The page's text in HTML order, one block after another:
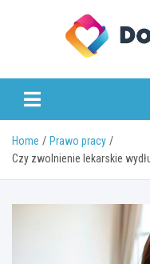
Home
Prawo pracy
Czy zwolnienie lekarskie